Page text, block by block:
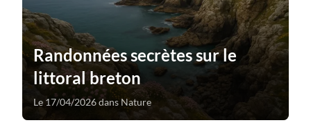
Randonnées secrètes sur le
littoral breton
Le 17/04/2026 dans Nature